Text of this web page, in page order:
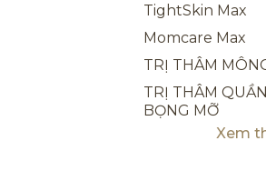
TightSkin Max
Momcare Max
TRỊ THÂM
TRỊ THÂM
BỌNG MỠ
TRỊ THÂMXem